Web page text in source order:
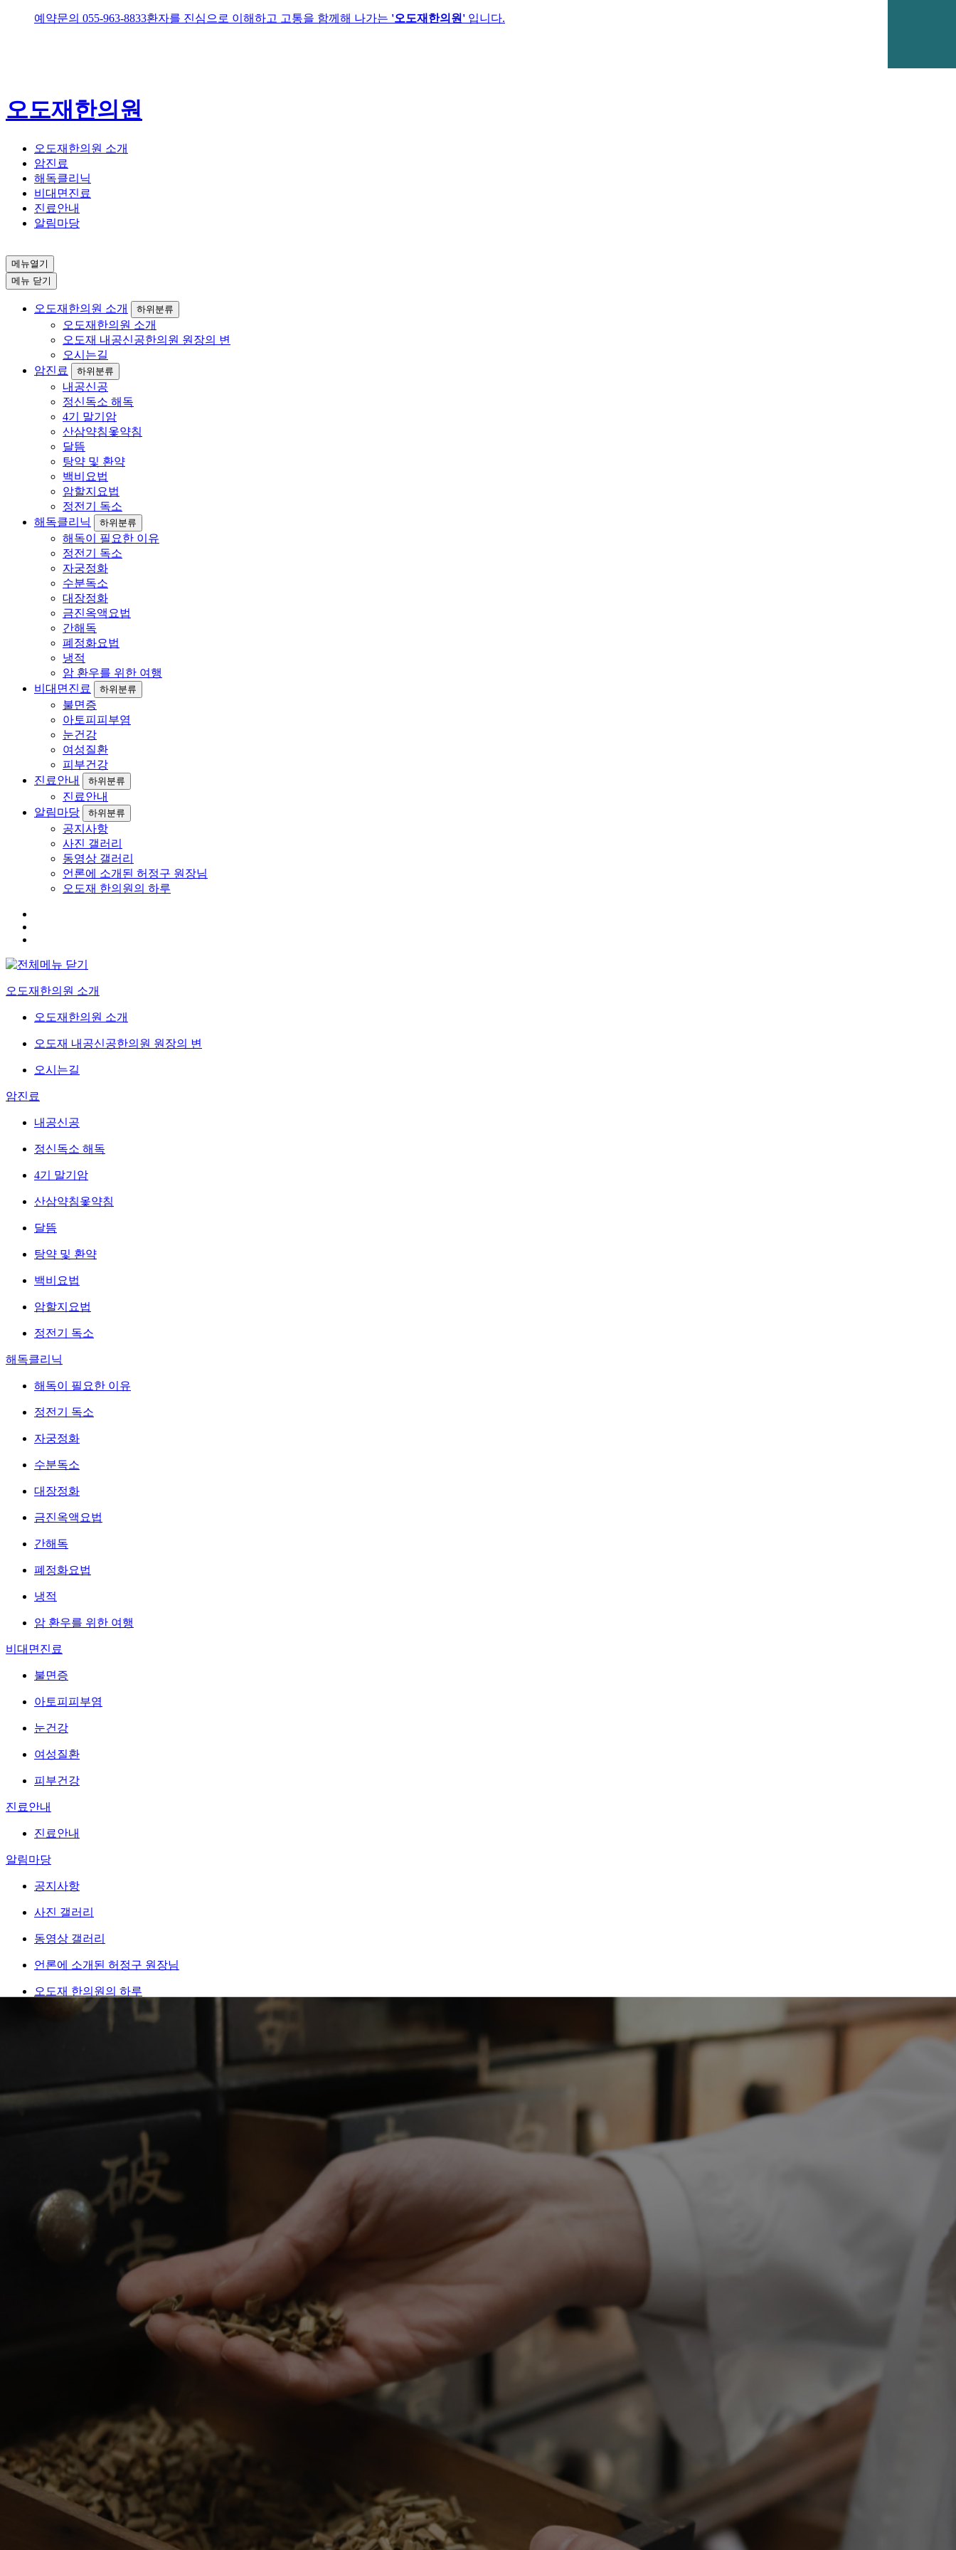
예약문의 055-963-8833환자를 진심으로 이해하고 고통을 함께해 나가는 '오도재한의원' 입니다.
오도재한의원
오도재한의원 소개
암진료
해독클리닉
비대면진료
진료안내
알림마당
메뉴열기
메뉴 닫기
오도재한의원 소개 하위분류
오도재한의원 소개
오도재 내공신공한의원 원장의 변
오시는길
암진료
하위분류
내공신공
정신독소 해독
4기 말기암
산삼약침옻약침
달뜸
탕약 및 환약
백비요법
암할지요법
정전기 독소
해독클리닉
하위분류
해독이 필요한 이유
정전기 독소
자궁정화
수분독소
대장정화
금진옥액요법
간해독
폐정화요법
냉적
암 환우를 위한 여행
비대면진료
하위분류
불면증
아토피피부염
눈건강
여성질환
피부건강
진료안내
하위분류
진료안내
알림마당
하위분류
공지사항
사진 갤러리
동영상 갤러리
언론에 소개된 허정구 원장님
오도재 한의원의 하루
오도재한의원 소개
오도재한의원 소개
오도재 내공신공한의원 원장의 변
오시는길
암진료
내공신공
정신독소 해독
4기 말기암
산삼약침옻약침
달뜸
탕약 및 환약
백비요법
암할지요법
정전기 독소
해독클리닉
해독이 필요한 이유
정전기 독소
자궁정화
수분독소
대장정화
금진옥액요법
간해독
폐정화요법
냉적
암 환우를 위한 여행
비대면진료
불면증
아토피피부염
눈건강
여성질환
피부건강
진료안내
진료안내
알림마당
공지사항
사진 갤러리
동영상 갤러리
언론에 소개된 허정구 원장님
오도재 한의원의 하루